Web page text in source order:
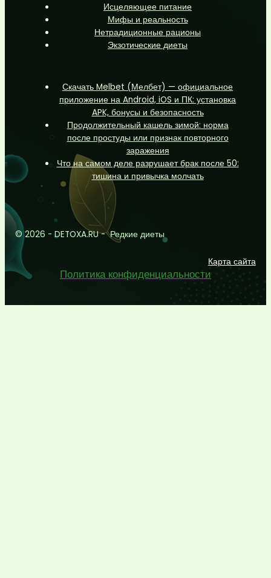
Исцеляющее питание
Мифы и реальность
Нетрадиционные рационы
Экзотические диеты
Скачать Melbet (Мелбет) — официальное
приложение на Android, iOS и ПК: установка
APK, бонусы и безопасность
Продолжительный кашель зимой: норма
после простуды или признак повторного
заражения
Что на самом деле разрушает брак после 50:
тишина и привычка молчать
© 2026 - DETOXA.RU - Редкие диеты
Карта сайта
Политика конфиденциальности